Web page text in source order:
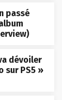
passé
dévoiler
sur PS5 »